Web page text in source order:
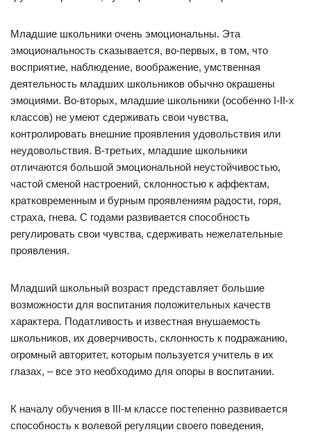
Младшие школьники очень эмоциональны. Эта
эмоциональность сказывается, во-первых, в том, что
восприятие, наблюдение, воображение, умственная
деятельность младших школьников обычно окрашены
эмоциями. Во-вторых, младшие школьники (особенно I-II-х
классов) не умеют сдерживать свои чувства,
контролировать внешние проявления удовольствия или
неудовольствия. В-третьих, младшие школьники
отличаются большой эмоциональной неустойчивостью,
частой сменой настроений, склонностью к аффектам,
кратковременным и бурным проявлениям радости, горя,
страха, гнева. С годами развивается способность
регулировать свои чувства, сдерживать нежелательные
проявления.
Младший школьный возраст представляет большие
возможности для воспитания положительных качеств
характера. Податливость и известная внушаемость
школьников, их доверчивость, склонность к подражанию,
огромный авторитет, которым пользуется учитель в их
глазах, – все это необходимо для опоры в воспитании.
К началу обучения в III-м классе постепенно развивается
способность к волевой регуляции своего поведения,